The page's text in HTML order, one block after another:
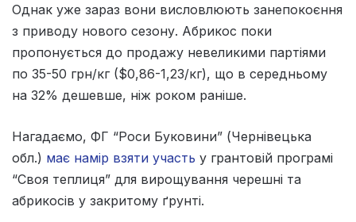
Однак уже зараз вони висловлюють занепокоєння
з приводу нового сезону. Абрикос поки
пропонується до продажу невеликими партіями
по 35-50 грн/кг ($0,86-1,23/кг), що в середньому
на 32% дешевше, ніж роком раніше.
Нагадаємо, ФГ “Роси Буковини” (Чернівецька
обл.) має намір взяти участь у грантовій програмі
“Своя теплиця” для вирощування черешні та
абрикосів у закритому ґрунті.